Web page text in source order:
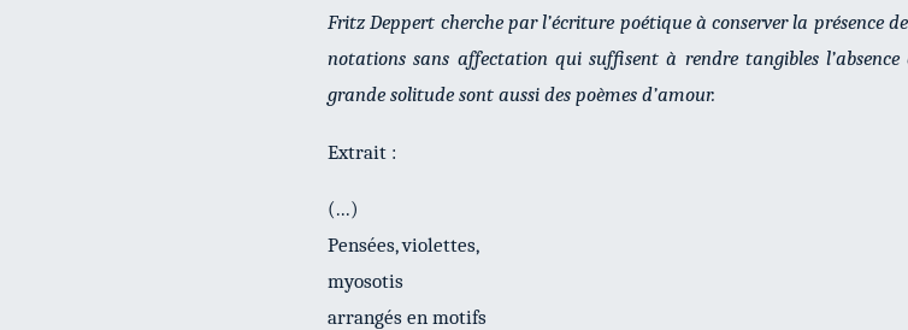
Fritz Deppert cherche par l’écriture poétique à conserver la présence
notations sans affectation qui suffisent à rendre tangibles l’absence
grande solitude sont aussi des poèmes d’amour.
Extrait :
(...)
Pensées, violettes,
myosotis
arrangés en motifs